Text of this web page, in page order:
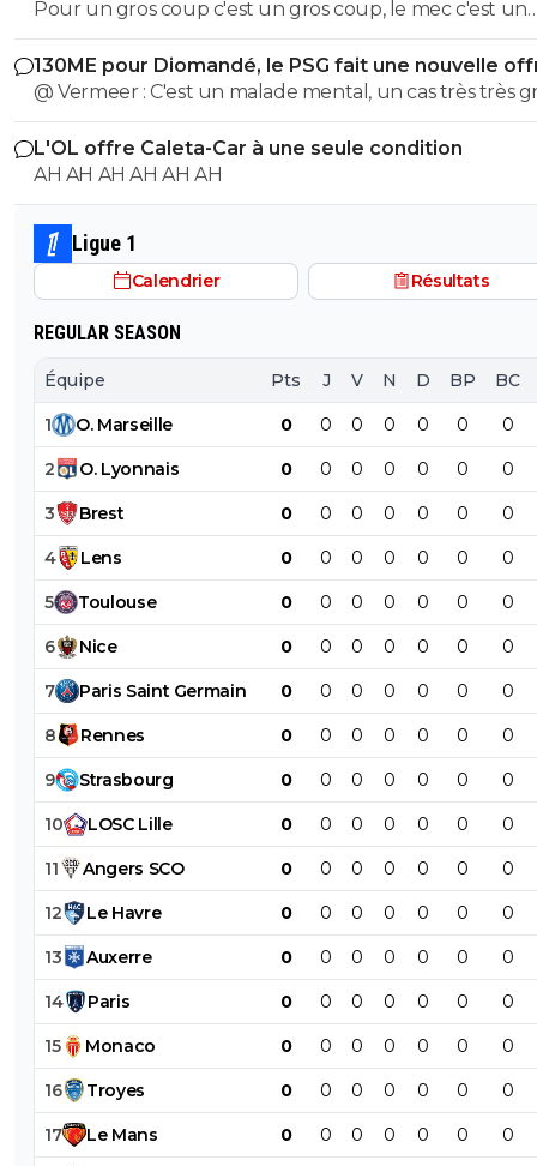
Pour un gros coup c'est un gros coup, le mec c'est un
Sumotori !
130ME pour Diomandé, le PSG fait une nouvelle
@ Vermeer : C'est un malade mental, un cas très très
Beaucoup plus grave que l'autre porc sur maxi.
L'OL offre Caleta-Car à une seule condition
AH AH AH AH AH AH
Ligue 1
Calendrier Résultats
REGULAR SEASON
Équipe Pts J V N D BP BC
1 O. Marseille 0 0 0 0 0 0 0
2 O. Lyonnais 0 0 0 0 0 0 0
3 Brest 0 0 0 0 0 0 0
4 Lens 0 0 0 0 0 0 0
5 Toulouse 0 0 0 0 0 0 0
6 Nice 0 0 0 0 0 0 0
7 Paris Saint Germain 0 0 0 0 0 0 0
8 Rennes 0 0 0 0 0 0 0
9 Strasbourg 0 0 0 0 0 0 0
10 LOSC Lille 0 0 0 0 0 0 0
11 Angers SCO 0 0 0 0 0 0 0
12 Le Havre 0 0 0 0 0 0 0
13 Auxerre 0 0 0 0 0 0 0
14 Paris 0 0 0 0 0 0 0
15 Monaco 0 0 0 0 0 0 0
16 Troyes 0 0 0 0 0 0 0
17 Le Mans 0 0 0 0 0 0 0